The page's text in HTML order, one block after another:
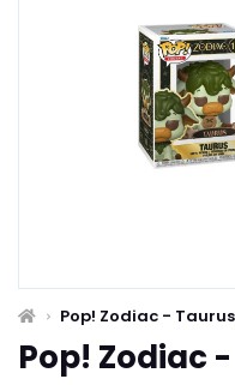
Pop! Zodiac -
Pop! Zodiac